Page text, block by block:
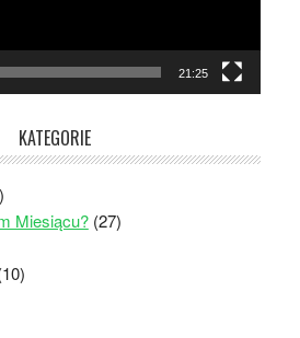
21:25
KATEGORIE
Miesiącu?(27)